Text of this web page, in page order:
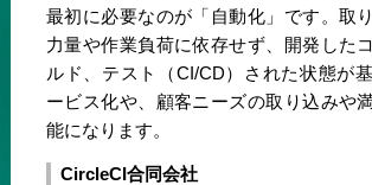
最初に必要なのが「自動化」です。取
力量や作業負荷に依存せず、開発した
ルド、テスト（CI/CD）された状態が
ービス化や、顧客ニーズの取り込みや
能になります。
CircleCI合同会社